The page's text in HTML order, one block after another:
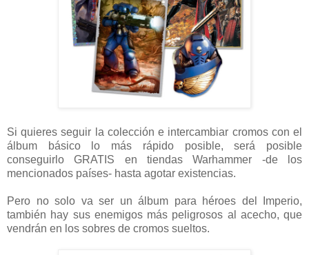
Si quieres seguir la colección e intercambiar cromos con el
álbum básico lo más rápido posible, será posible
conseguirlo GRATIS en tiendas Warhammer -de los
mencionados países- hasta agotar existencias.
Pero no solo va ser un álbum para héroes del Imperio,
también hay sus enemigos más peligrosos al acecho, que
vendrán en los sobres de cromos sueltos.